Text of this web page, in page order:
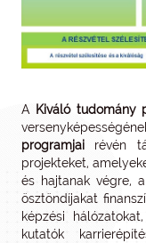
A Kiváló tudomány
programjai révén
projekteket,
és hajtanak végre, a
ösztöndíjakat
képzési
kutatók